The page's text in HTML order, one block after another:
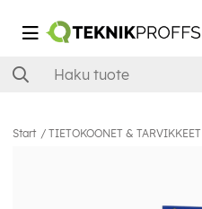
Start TIETOKOONET & TARVIKKEET